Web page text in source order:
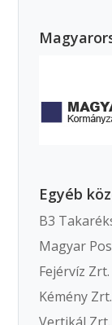
Egyéb
B3
Magyar
Fejérvíz Zrt.
Kémény